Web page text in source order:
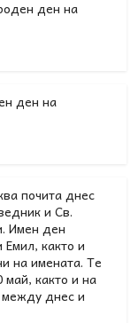
ден на
ден на
почита днес
и Св.
Имен ден
както и
на имената. Те
както и на
днес и